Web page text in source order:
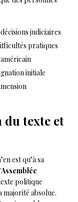
judiciaires
pratiques
initiale
du texte et
est qu’à sa
Assemblée
politique
majorité absolue.